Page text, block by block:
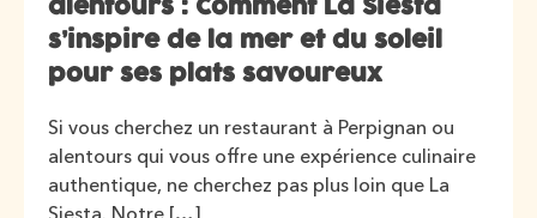
s’inspire de la mer et du soleil
pour ses plats savoureux
Si vous cherchez un restaurant à Perpignan ou
alentours qui vous offre une expérience culinaire
authentique, ne cherchez pas plus loin que La
Siesta. Notre […]